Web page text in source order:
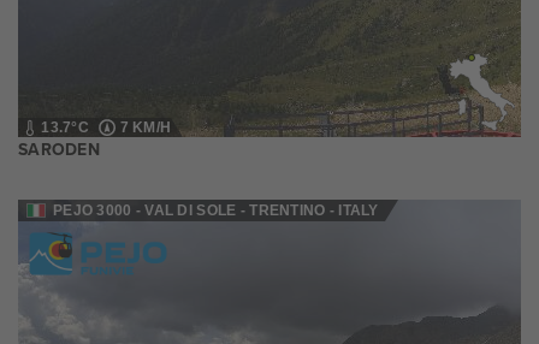
13.7°C 7 KM/H
SARODEN
PEJO 3000 - VAL DI SOLE - TRENTINO - ITALY